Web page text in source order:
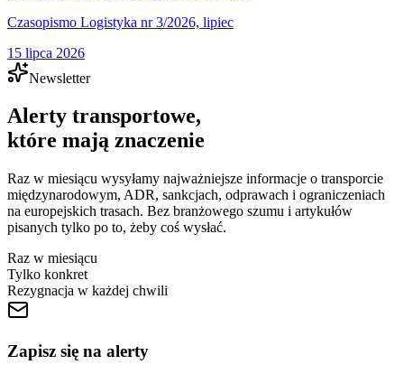
Czasopismo Logistyka nr 3/2026, lipiec
15 lipca 2026
Newsletter
Alerty transportowe,
które mają znaczenie
Raz w miesiącu wysyłamy najważniejsze informacje o transporcie
międzynarodowym, ADR, sankcjach, odprawach i ograniczeniach
na europejskich trasach. Bez branżowego szumu i artykułów
pisanych tylko po to, żeby coś wysłać.
Raz w miesiącu
Tylko konkret
Rezygnacja w każdej chwili
Zapisz się na alerty